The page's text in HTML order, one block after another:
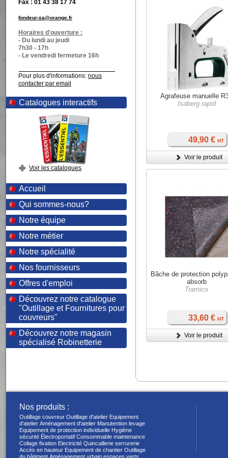
Fax : 01 43 38 17 74
fondeur-sa@orange.fr
Horaires d'ouverture :
- Du lundi au jeudi
7h30 - 17h
- Le vendredi fermeture 16h
Pour plus d'informations: nous
contacter par email
Catalogues interactifs
Voir les catalogues
Accueil
Qui sommes-nous?
Notre équipe
Notre métier
Notre spécialité
Nos fournisseurs
Offres d'emploi
Découvrez notre catalogue
"Outillage et Fournitures pour
couvreurs"
Découvrez notre magasin
spécialisé Robinetterie
Agrafeuse manuelle
Isaberg rapid
49,90 € HT
Voir le produit
Bâche de protection
absorb
Tramico
33,60 € HT
Voir le produit
Nos produits :
Outillage couvreur Outillage d'atelier Equipement
d'atelier Aménagement d'atelier Manutention levage
Equipement de protection individuelle Hygiène
sécurité Électroportatif Consommable maintenance
Collage fixation Electricité Quincaillerie serrurerie
Accès en hauteur Equipement de chantier Outillage
du bâtiment Aménagement urbain espaces verts